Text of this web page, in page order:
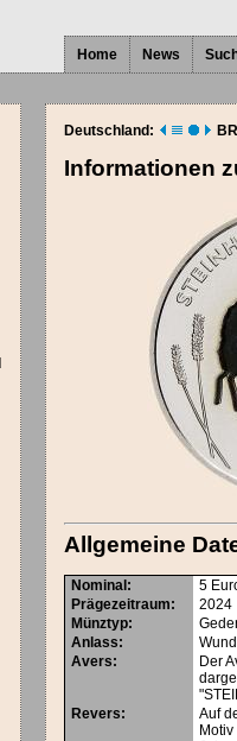
Home News
Deutschland:
Informationen
Allgemeine
Nominal :
5
Prägezeitraum:
2024
Münztyp:
Anlass:
Avers:
Der
Revers:
Auf